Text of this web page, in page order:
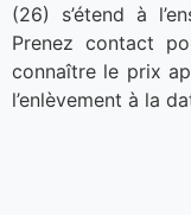
(26) s’étend à
Prenez contact
connaître le prix
l’enlèvement à la